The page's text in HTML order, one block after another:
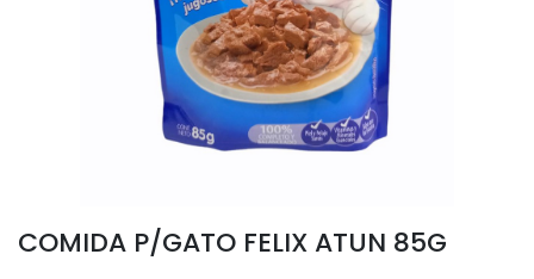
COMIDA P/GATO FELIX ATUN 85G